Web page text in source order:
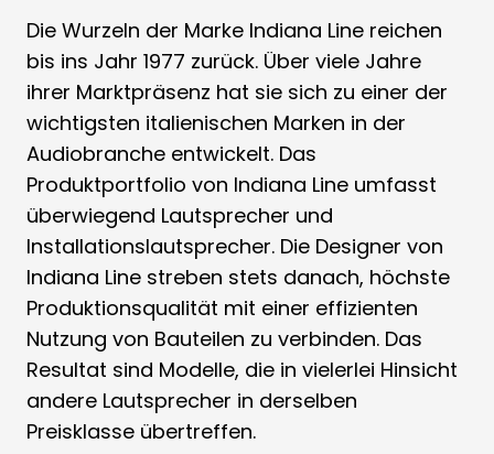
Die Wurzeln der Marke Indiana Line reichen
bis ins Jahr 1977 zurück. Über viele Jahre
ihrer Marktpräsenz hat sie sich zu einer der
wichtigsten italienischen Marken in der
Audiobranche entwickelt. Das
Produktportfolio von Indiana Line umfasst
überwiegend Lautsprecher und
Installationslautsprecher. Die Designer von
Indiana Line streben stets danach, höchste
Produktionsqualität mit einer effizienten
Nutzung von Bauteilen zu verbinden. Das
Resultat sind Modelle, die in vielerlei Hinsicht
andere Lautsprecher in derselben
Preisklasse übertreffen.